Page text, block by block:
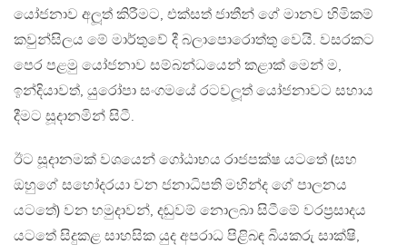
යෝජනාව අලූත් කිරීමට, එක්සත් ජාතීන් ගේ මානව හිමිකම්
කවුන්සිලය මේ මාර්තුවේ දී බලාපොරොත්තු වෙයි. වසරකට
පෙර පළමු යෝජනාව සම්බන්ධයෙන් කළාක් මෙන් ම,
ඉන්දියාවත්, යුරෝපා සංගමයේ රටවලූත් යෝජනාවට සහාය
දීමට සූදානමින් සිටී.
ඊට සූදානමක් වශයෙන් ගෝඨාභය රාජපක්ෂ යටතේ (සහ
ඔහුගේ සහෝදරයා වන ජනාධිපති මහින්ද ගේ පාලනය
යටතේ) වන හමුදාවන්, දඬුවම් නොලබා සිටීමේ වරප‍්‍රසාදය
යටතේ සිදුකළ සාහසික යුද අපරාධ පිළිබඳ බියකරු සාක්ෂි,